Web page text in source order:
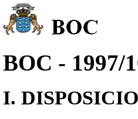
BOC - 1997/
I.